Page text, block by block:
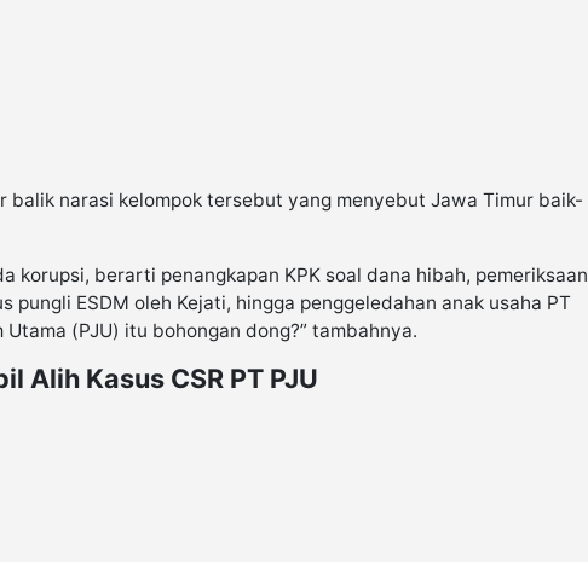
balik narasi kelompok tersebut yang menyebut Jawa Timur baik-
korupsi, berarti penangkapan KPK soal dana hibah, pemeriksaan
pungli ESDM oleh Kejati, hingga penggeledahan anak usaha PT
Utama (PJU) itu bohongan dong?” tambahnya.
Alih Kasus CSR PT PJU